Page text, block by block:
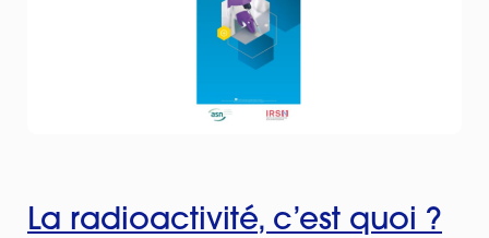
La radioactivité, c’est quoi ?